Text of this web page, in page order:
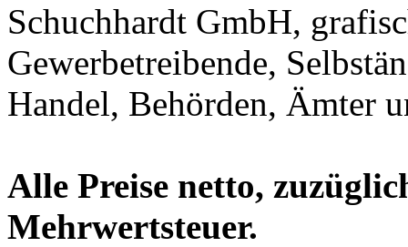
Schuchhardt GmbH,
Gewerbetreibende,
Handel, Behörden, Ämter
Alle Preise netto,
Mehrwertsteuer.